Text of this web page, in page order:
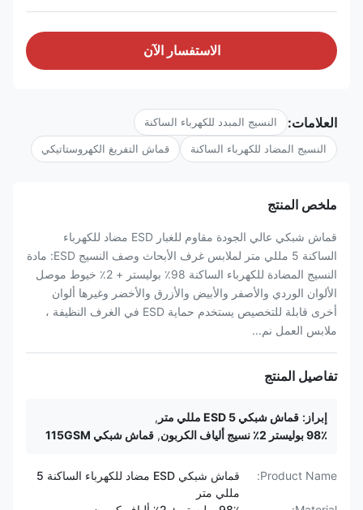
الاستفسار الآن
العلامات: النسيج المبدد للكهرباء الساكنة
النسيج المضاد للكهرباء الساكنة قماش التفريغ الكهروستاتيكي
ملخص المنتج
قماش شبكي عالي الجودة مقاوم للغبار ESD مضاد للكهرباء
الساكنة 5 مللي متر لملابس غرف الأبحاث وصف النسيج ESD: مادة
النسيج المضادة للكهرباء الساكنة 98٪ بوليستر + 2٪ خيوط موصل
الألوان الوردي والأصفر والأبيض والأزرق والأخضر وغيرها ألوان
أخرى قابلة للتخصيص يستخدم حماية ESD في الغرف النظيفة ،
ملابس العمل نم...
تفاصيل المنتج
إبراز: قماش شبكي ESD 5 مللي متر
,
98٪ بوليستر 2٪ نسيج ألياف الكربون
, قماش شبكي 115GSM
Product Name:
قماش شبكي ESD مضاد للكهرباء الساكنة 5
مللي متر